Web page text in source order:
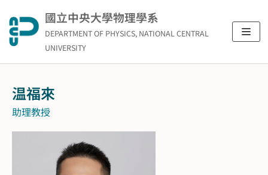
to
content
國立中央大學物理學系
DEPARTMENT OF PHYSICS, NATIONAL CENTRAL
UNIVERSITY
温福來
助理教授